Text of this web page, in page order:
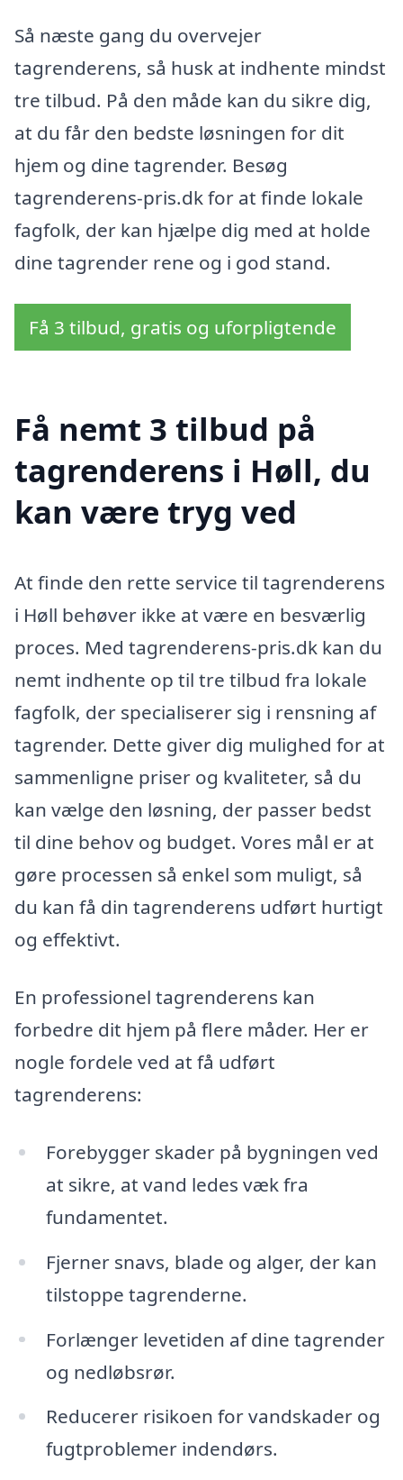
Så næste gang du overvejer
tagrenderens, så husk at indhente mindst
tre tilbud. På den måde kan du sikre dig,
at du får den bedste løsningen for dit
hjem og dine tagrender. Besøg
tagrenderens-pris.dk for at finde lokale
fagfolk, der kan hjælpe dig med at holde
dine tagrender rene og i god stand.
Få 3 tilbud, gratis og uforpligtende
Få nemt 3 tilbud på
tagrenderens i Høll, du
kan være tryg ved
At finde den rette service til tagrenderens
i Høll behøver ikke at være en besværlig
proces. Med tagrenderens-pris.dk kan du
nemt indhente op til tre tilbud fra lokale
fagfolk, der specialiserer sig i rensning af
tagrender. Dette giver dig mulighed for at
sammenligne priser og kvaliteter, så du
kan vælge den løsning, der passer bedst
til dine behov og budget. Vores mål er at
gøre processen så enkel som muligt, så
du kan få din tagrenderens udført hurtigt
og effektivt.
En professionel tagrenderens kan
forbedre dit hjem på flere måder. Her er
nogle fordele ved at få udført
tagrenderens:
Forebygger skader på bygningen ved
at sikre, at vand ledes væk fra
fundamentet.
Fjerner snavs, blade og alger, der kan
tilstoppe tagrenderne.
Forlænger levetiden af dine tagrender
og nedløbsrør.
Reducerer risikoen for vandskader og
fugtproblemer indendørs.